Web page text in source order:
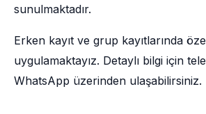
sunulmaktadır.
Erken kayıt ve grup kayıtlarında
uygulamaktayız. Detaylı bilgi için
WhatsApp üzerinden ulaşabilirsiniz.